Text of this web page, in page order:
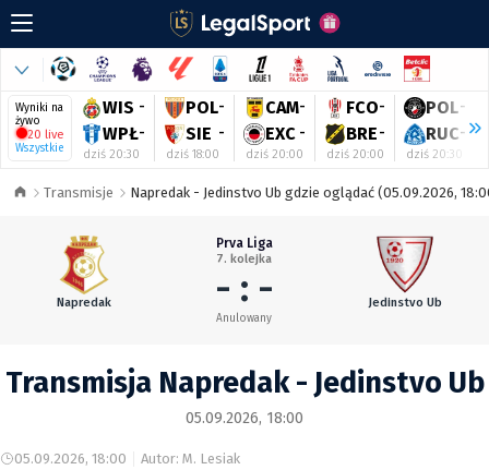
Wyniki na
żywo
20 live
Wszystkie
WIS -
WPŁ-
dziś 20:30
POL-
SIE -
dziś 18:00
CAM-
EXC -
dziś 20:00
FCO-
BRE-
dziś 20:00
POL-
RUC-
dziś 20:30
Transmisje Napredak - Jedinstvo Ub gdzie oglądać (05.09.2026,
Napredak
Prva Liga
7. kolejka
- : -
Anulowany
Jedinstvo Ub
Transmisja Napredak - Jedinstvo Ub
05.09.2026, 18:00
05.09.2026, 18:00 Autor: M. Lesiak